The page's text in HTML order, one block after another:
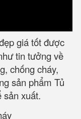
giá tốt được
tin tưởng về
chống cháy,
sản phẩm Tủ
sản xuất.